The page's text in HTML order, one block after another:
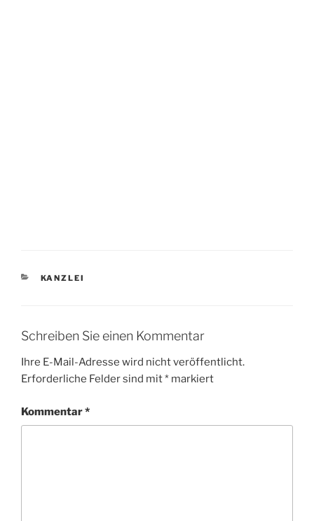
KATEGORIEN
KANZLEI
Schreiben Sie einen Kommentar
Ihre E-Mail-Adresse wird nicht veröffentlicht.
Erforderliche Felder sind mit* markiert
Kommentar*